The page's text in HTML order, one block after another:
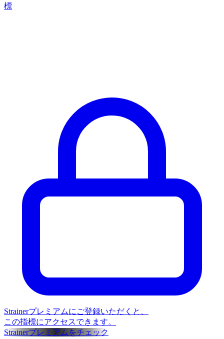
標
Strainerプレミアムにご登録いただくと、
この指標にアクセスできます。
Strainerプレミアムをチェック